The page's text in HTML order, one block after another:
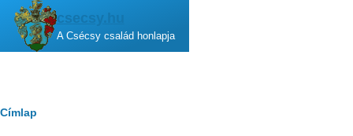
Ugrás a tartalomra
csecsy.hu
A Csécsy család honlapja
Morzsa
Címlap